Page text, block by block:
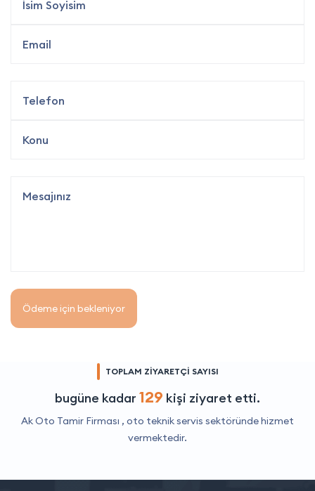
Ödeme için bekleniyor
TOPLAM ZİYARETÇİ SAYISI
bugüne kadar 129 kişi ziyaret etti.
Ak Oto Tamir Firması , oto teknik servis sektöründe hizmet
vermektedir.